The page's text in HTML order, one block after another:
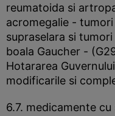
reumatoida si
acromegalie -
supraselara si
boala Gaucher -
Hotararea
modificarile si
6.7. medicamente